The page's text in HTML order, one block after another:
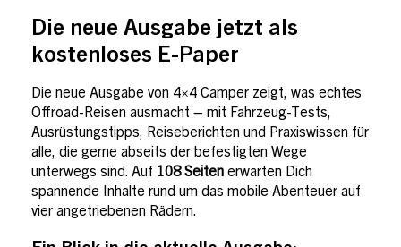
Die neue Ausgabe jetzt als
kostenloses E-Paper
Die neue Ausgabe von 4×4 Camper zeigt, was echtes
Offroad-Reisen ausmacht – mit Fahrzeug-Tests,
Ausrüstungstipps, Reiseberichten und Praxiswissen für
alle, die gerne abseits der befestigten Wege
unterwegs sind. Auf 108 Seiten erwarten Dich
spannende Inhalte rund um das mobile Abenteuer auf
vier angetriebenen Rädern.